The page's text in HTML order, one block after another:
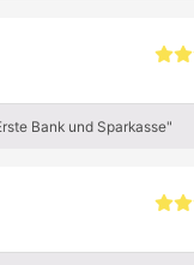
Bank und Sparkasse"